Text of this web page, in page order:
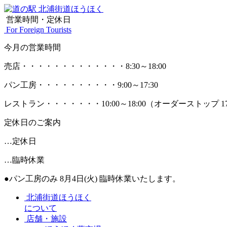
営業時間・定休日
For Foreign Tourists
今月の営業時間
売店 ・・・・・・・・・・・・・ 8:30～18:00
パン工房 ・・・・・・・・・・ 9:00～17:30
レストラン ・・・・・・・ 10:00～18:00 （オーダーストップ
定休日のご案内
…定休日
…臨時休業
●パン工房のみ 8月4日(火) 臨時休業いたします。
北浦街道ほうほく
について
店舗・施設